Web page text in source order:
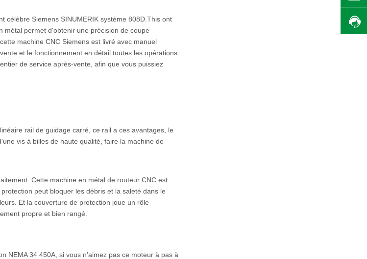
célèbre Siemens SINUMERIK système 808D.This ont
métal permet d'obtenir une précision de coupe
machine CNC Siemens est livré avec manuel
et le fonctionnement en détail toutes les opérations
de service après-vente, afin que vous puissiez
rail de guidage carré, ce rail a ces avantages, le
vis à billes de haute qualité, faire la machine de
Cette machine en métal de routeur CNC est
peut bloquer les débris et la saleté dans le
Et la couverture de protection joue un rôle
propre et bien rangé.
NEMA 34 450A, si vous n'aimez pas ce moteur à pas à